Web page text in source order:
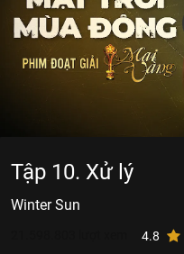
Tập 10. Xử lý
Winter Sun
4.8